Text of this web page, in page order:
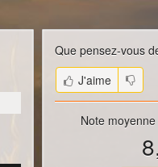
Que pensez-vous
J'aime
Note moyenne